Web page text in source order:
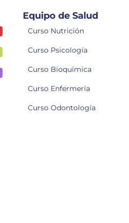
Equipo de Salud
Curso Nutrición
Curso Psicología
Curso Bioquímica
Curso Enfermería
Curso Odontología